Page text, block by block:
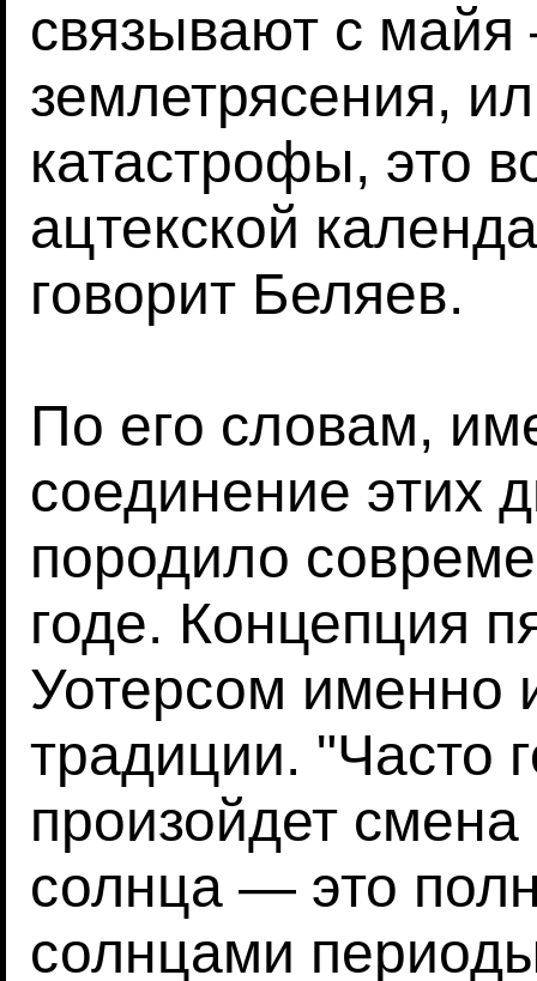
связывают с
землетрясения,
катастрофы, это
ацтекской
говорит Беляев.
По его словам,
соединение этих
породило
годе. Концепция
Уотерсом именно
традиции. "Часто
произойдет смена
солнца — это
солнцами